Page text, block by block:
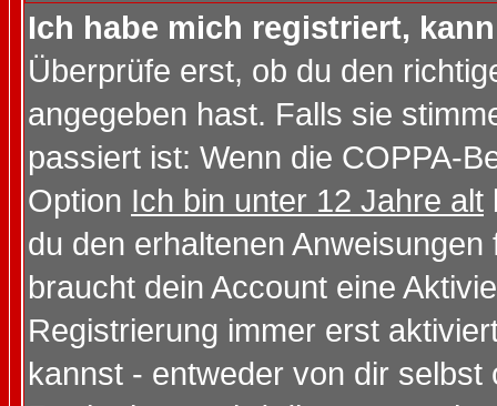
Ich habe mich registriert,
Überprüfe erst, ob du den
angegeben hast. Falls sie
passiert ist: Wenn die COPPA-
Option Ich bin unter 12 Jahre alt
du den erhaltenen
braucht dein Account eine
Registrierung immer erst
kannst - entweder von dir selbst